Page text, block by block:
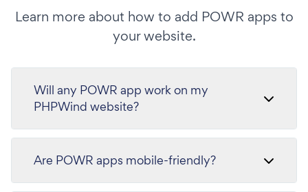
Learn more about how to add POWR apps to
your website.
Will any POWR app work on my
PHPWind website?
Are POWR apps mobile-friendly?